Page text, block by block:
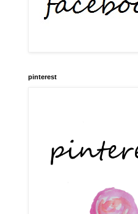
pinterest